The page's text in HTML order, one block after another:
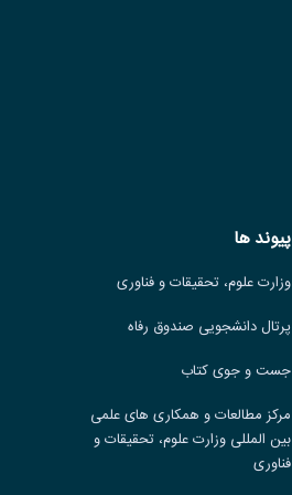
پیوند ها
وزارت علوم، تحقیقات و فناوری
پرتال دانشجویی صندوق رفاه
جست و جوی کتاب
مرکز مطالعات و همکاری های علمی
بین المللی وزارت علوم، تحقیقات و
فناوری